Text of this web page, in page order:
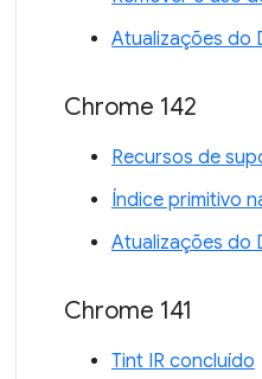
Atualizações do
Chrome 142
Recursos de
Índice primitivo
Atualizações do
Chrome 141
Tint IR concluído